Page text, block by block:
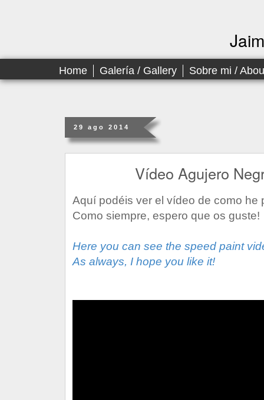
Home Galería / Gallery Sobre mi /
29 ago 2014
Vídeo Agujero
Aquí podéis ver el vídeo de como he
Como siempre, espero que os guste!
Here you can see the speed paint
As always, I hope you like it!